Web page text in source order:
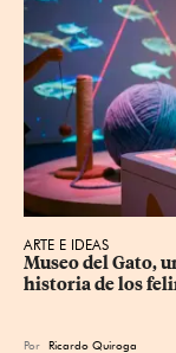
ARTE E IDEAS
Museo del Gato,
historia de los
Por Ricardo Quiroga